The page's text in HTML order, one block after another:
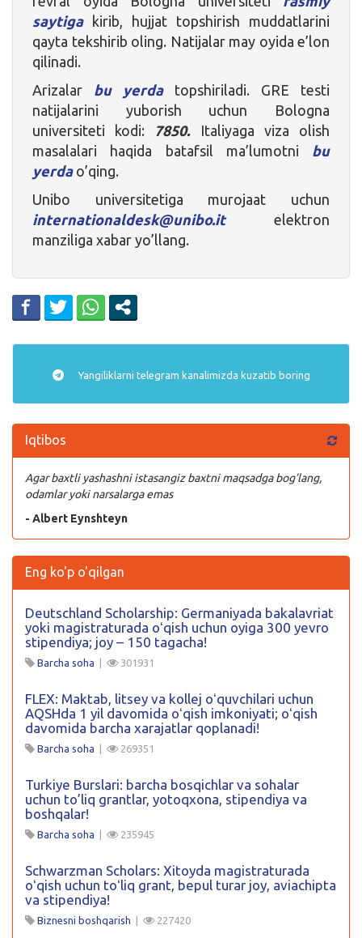
saytigakirib, hujjat topshirish muddatlarini
qayta tekshirib oling. Natijalar may oyida e’lon
qilinadi.
Arizalar bu yerdatopshiriladi. GRE testi
natijalarini yuborish uchun Bologna
universiteti kodi:
7850.Italiyaga viza olish
masalalari haqida batafsil ma’lumotni bu
yerdao’qing.
Unibo universitetiga murojaat uchun
internationaldesk@unibo.itelektron
manziliga xabar yo’llang.
Yangiliklarni telegram kanalimizda kuzatib boring
Iqtibos
Agar baxtli yashashni istasangiz baxtni maqsadga bog’lang,
odamlar yoki narsalarga emas
- Albert Eynshteyn
Eng ko'p o'qilgan
Deutschland Scholarship: Germaniyada bakalavriat
yoki magistraturada oʻqish uchun oyiga 300 yevro
stipendiya; joy – 150 tagacha!
Barcha soha | 301931
FLEX: Maktab, litsey va kollej oʻquvchilari uchun
AQSHda 1 yil davomida oʻqish imkoniyati; oʻqish
davomida barcha xarajatlar qoplanadi!
Barcha soha | 269351
Turkiye Burslari: barcha bosqichlar va sohalar
uchun to’liq grantlar, yotoqxona, stipendiya va
boshqalar!
Barcha soha | 235945
Schwarzman Scholars: Xitoyda magistraturada
oʻqish uchun toʻliq grant, bepul turar joy, aviachipta
va stipendiya!
Biznesni boshqarish | 227420